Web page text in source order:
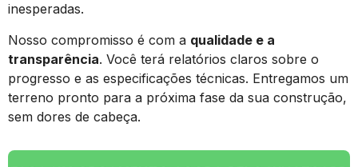
inesperadas.
Nosso compromisso é com a qualidade e a
transparência. Você terá relatórios claros sobre o
progresso e as especificações técnicas. Entregamos um
terreno pronto para a próxima fase da sua construção,
sem dores de cabeça.